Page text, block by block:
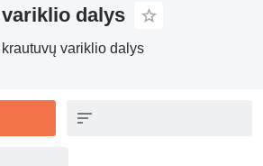
dalys
krautuvų variklio dalys